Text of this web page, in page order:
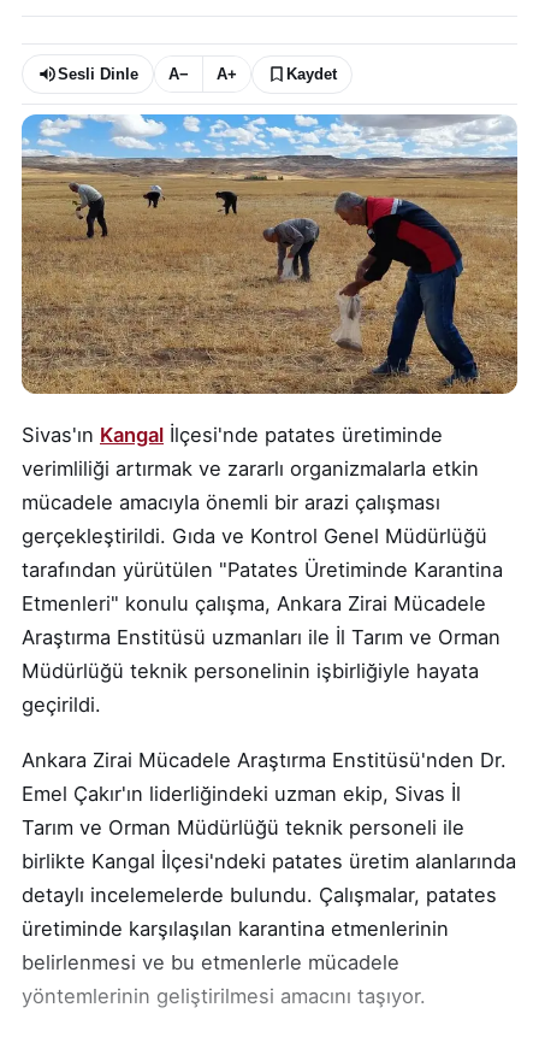
Sesli Dinle A− A+ Kaydet
Sivas'ın Kangal İlçesi'nde patates üretiminde
verimliliği artırmak ve zararlı organizmalarla etkin
mücadele amacıyla önemli bir arazi çalışması
gerçekleştirildi. Gıda ve Kontrol Genel Müdürlüğü
tarafından yürütülen "Patates Üretiminde Karantina
Etmenleri" konulu çalışma, Ankara Zirai Mücadele
Araştırma Enstitüsü uzmanları ile İl Tarım ve Orman
Müdürlüğü teknik personelinin işbirliğiyle hayata
geçirildi.
Ankara Zirai Mücadele Araştırma Enstitüsü'nden Dr.
Emel Çakır'ın liderliğindeki uzman ekip, Sivas İl
Tarım ve Orman Müdürlüğü teknik personeli ile
birlikte Kangal İlçesi'ndeki patates üretim alanlarında
detaylı incelemelerde bulundu. Çalışmalar, patates
üretiminde karşılaşılan karantina etmenlerinin
belirlenmesi ve bu etmenlerle mücadele
yöntemlerinin geliştirilmesi amacını taşıyor.